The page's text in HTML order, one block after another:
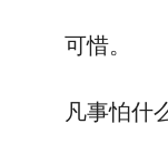
可惜。
凡事怕什么